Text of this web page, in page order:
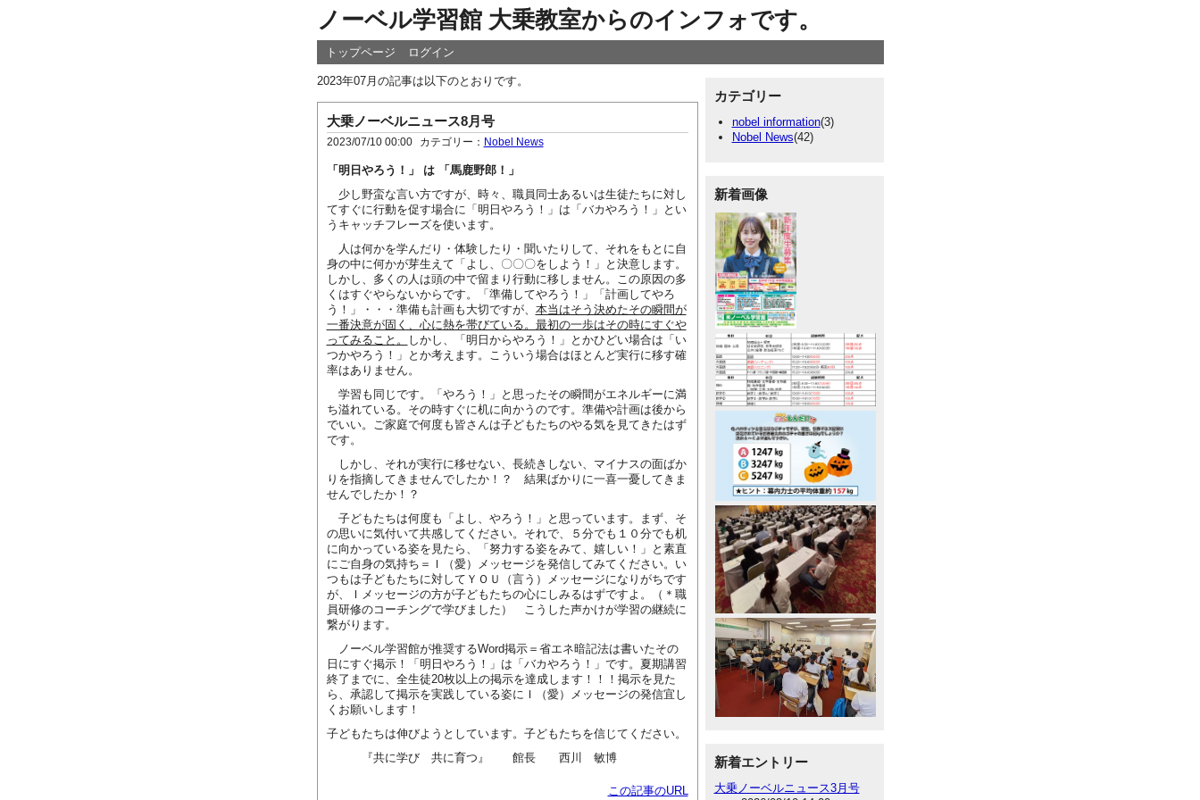
ノーベル学習館 大乗教室からのインフォです。
トップページ ログイン
2023年07月の記事は以下のとおりです。
大乗ノーベルニュース8月号
2023/07/10 00:00 カテゴリー： Nobel News
「明日やろう！」 は 「馬鹿野郎！」
少し野蛮な言い方ですが、時々、職員同士あるいは生徒たちに対し
てすぐに行動を促す場合に「明日やろう！」は「バカやろう！」とい
うキャッチフレーズを使います。
人は何かを学んだり・体験したり・聞いたりして、それをもとに自
身の中に何かが芽生えて「よし、〇〇〇をしよう！」と決意します。
しかし、多くの人は頭の中で留まり行動に移しません。この原因の多
くはすぐやらないからです。「準備してやろう！」「計画してやろ
う！」・・・準備も計画も大切ですが、 本当はそう決めたその瞬間が
一番決意が固く、心に熱を帯びている。最初の一歩はその時にすぐや
ってみること 。
しかし、「明日からやろう！」とかひどい場合は「い
つかやろう！」とか考えます。こういう場合はほとんど実行に移す確
率はありません。
学習も同じです。「やろう！」と思ったその瞬間がエネルギーに満
ち溢れている。その時すぐに机に向かうのです。準備や計画は後から
でいい。ご家庭で何度も皆さんは子どもたちのやる気を見てきたはず
です。
しかし、それが実行に移せない、長続きしない、マイナスの面ばか
りを指摘してきませんでしたか！？ 結果ばかりに一喜一憂してきま
せんでしたか！？
子どもたちは何度も「よし、やろう！」と思っています。まず、そ
の思いに気付いて共感してください。それで、５分でも１０分でも机
に向かっている姿を見たら、「努力する姿をみて、嬉しい！」と素直
にご自身の気持ち＝Ｉ（愛）メッセージを発信してみてください。い
つもは子どもたちに対してＹＯＵ（言う）メッセージになりがちです
が、Ｉメッセージの方が子どもたちの心にしみるはずですよ。（＊職
員研修のコーチングで学びました） こうした声かけが学習の継続に
繋がります。
ノーベル学習館が推奨するWord掲示＝省エネ暗記法は書いたその
日にすぐ掲示！「明日やろう！」は「バカやろう！」です。夏期講習
終了までに、全生徒20枚以上の掲示を達成します！！！掲示を見た
ら、承認して掲示を実践している姿にＩ（愛）メッセージの発信宜し
くお願いします！
子どもたちは伸びようとしています。子どもたちを信じてください。
『共に学び 共に育つ』 館長 西川 敏博
この記事のURL
カテゴリー
nobel information(3)
Nobel News(42)
新着画像
新着エントリー
大乗ノーベルニュース3月号